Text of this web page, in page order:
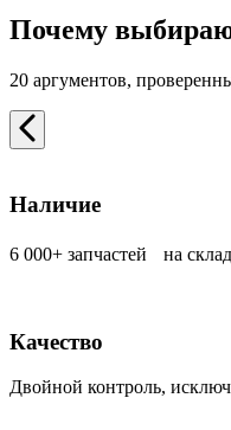
Почему
20 аргументов,
Наличие
6 000+ запчастей на
Качество
Двойной контроль,